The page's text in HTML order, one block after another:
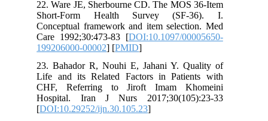
22. Ware JE, Sherbourne CD. The MOS 36-Item
Short-Form Health Survey (SF-36). I.
Conceptual framework and item selection. Med
Care 1992;30:473-83 [DOI:10.1097/00005650-
199206000-00002] [PMID
23. Bahador R, Nouhi E, Jahani Y. Quality of
Life and its Related Factors in Patients with
CHF, Referring to Jiroft Imam Khomeini
Hospital. Iran J Nurs 2017;30(105):23-33
[DOI:10.29252/ijn.30.105.23